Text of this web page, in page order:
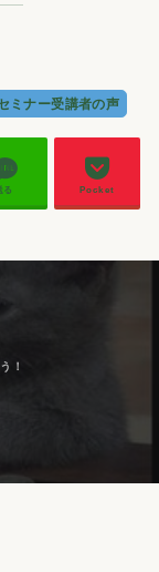
ミナー受講者の声
る Pocket